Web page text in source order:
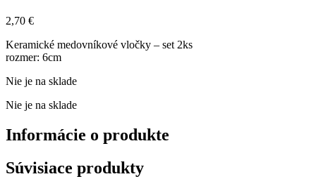
2,70 €
Keramické medovníkové vločky – set 2ks
rozmer: 6cm
Nie je na sklade
Nie je na sklade
Informácie o produkte
Súvisiace produkty